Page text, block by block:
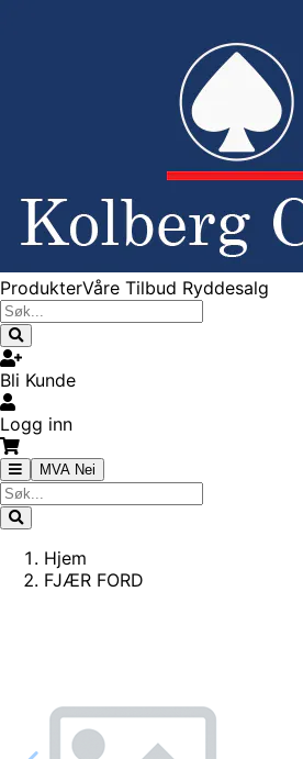
ProdukterVåre Tilbud Ryddesalg
Bli Kunde
Logg inn
MVA Nei
Hjem
FJÆR FORD